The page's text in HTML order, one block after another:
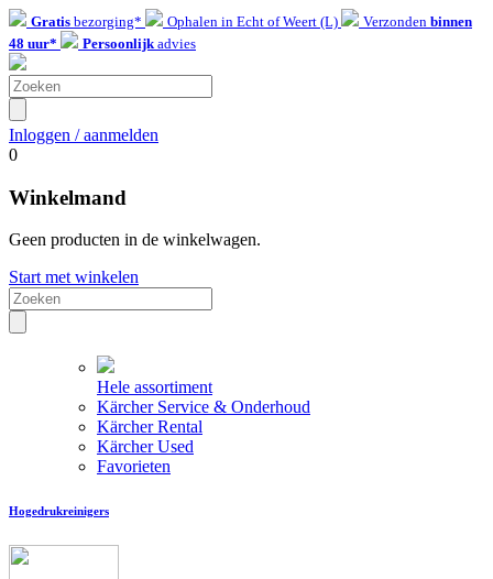
Gratis bezorging* Ophalen in Echt of Weert (L) Verzonden binnen
48 uur*
Persoonlijkadvies
Inloggen / aanmelden
0
Winkelmand
Geen producten in de winkelwagen.
Start met winkelen
Hele assortiment
Kärcher Service & Onderhoud
Kärcher Rental
Kärcher Used
Favorieten
Hogedrukreinigers